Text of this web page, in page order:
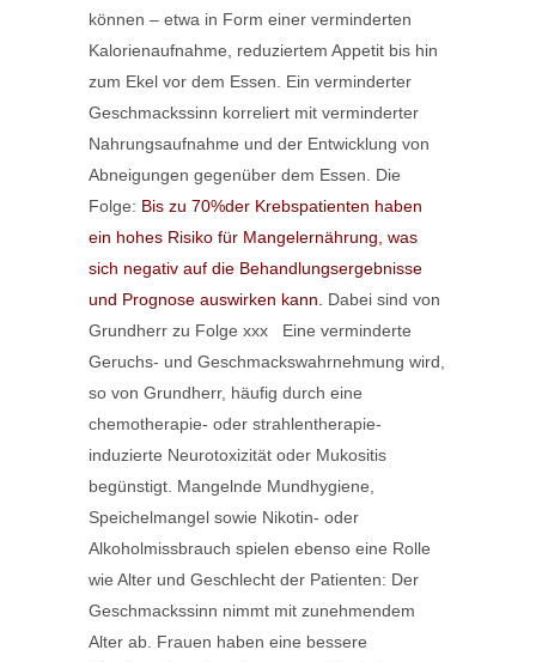
können – etwa in Form einer verminderten
Kalorienaufnahme, reduziertem Appetit bis hin
zum Ekel vor dem Essen. Ein verminderter
Geschmackssinn korreliert mit verminderter
Nahrungsaufnahme und der Entwicklung von
Abneigungen gegenüber dem Essen. Die
Folge: Bis zu 70%der Krebspatienten haben
ein hohes Risiko für Mangelernährung, was
sich negativ auf die Behandlungsergebnisse
und Prognose auswirken kann. Dabei sind von
Grundherr zu Folge xxx Eine verminderte
Geruchs- und Geschmackswahrnehmung wird,
so von Grundherr, häufig durch eine
chemotherapie- oder strahlentherapie-
induzierte Neurotoxizität oder Mukositis
begünstigt. Mangelnde Mundhygiene,
Speichelmangel sowie Nikotin- oder
Alkoholmissbrauch spielen ebenso eine Rolle
wie Alter und Geschlecht der Patienten: Der
Geschmackssinn nimmt mit zunehmendem
Alter ab. Frauen haben eine bessere